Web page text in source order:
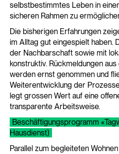
selbstbestimmtes Leben in
sicheren Rahmen zu
Die bisherigen Erfahrungen
im Alltag gut eingespielt haben.
der Nachbarschaft sowie mit
konstruktiv. Rückmeldungen
werden ernst genommen und
Weiterentwicklung der
legt grossen Wert auf eine
transparente Arbeitsweise.
Beschäftigungsprogramm
Hausdienst)
Parallel zum begleiteten